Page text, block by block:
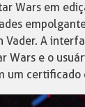
Wars em
Vader. A
Wars e o
um